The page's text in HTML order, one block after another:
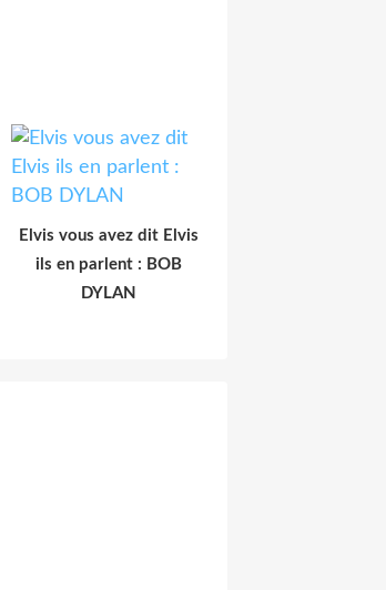
Elvis vous avez dit Elvis
ils en parlent : BOB
DYLAN